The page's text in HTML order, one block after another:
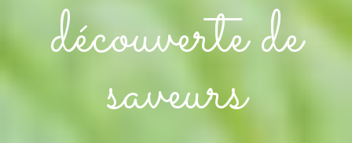
découverte de
saveurs